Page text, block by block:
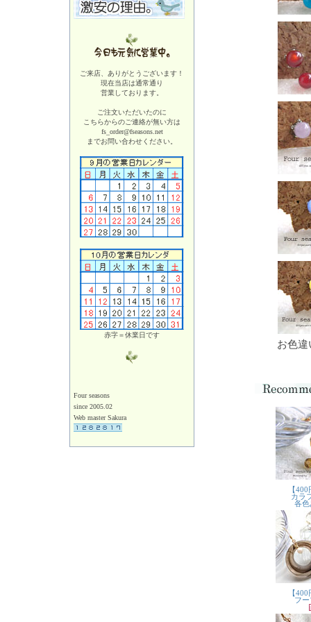
ご来店、ありがとうございます！
現在当店は通常通り
営業しております。
ご注文いただいたのに
こちらからのご連絡が無い方は
fs_order@fseasons.net
までお問い合わせください。
赤字＝休業日です
Four seasons
since 2005.02
Web master Sakura
お色